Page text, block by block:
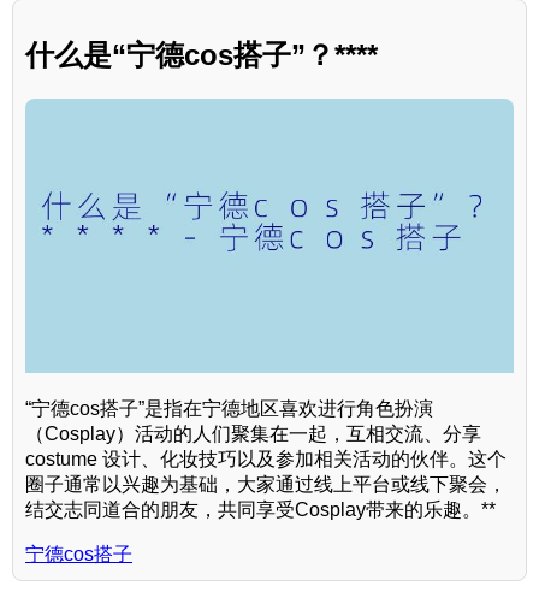
什么是“宁德cos搭子”？****
“宁德cos搭子”是指在宁德地区喜欢进行角色扮演
（Cosplay）活动的人们聚集在一起，互相交流、分享
costume 设计、化妆技巧以及参加相关活动的伙伴。这个
圈子通常以兴趣为基础，大家通过线上平台或线下聚会，
结交志同道合的朋友，共同享受Cosplay带来的乐趣。**
宁德cos搭子